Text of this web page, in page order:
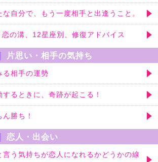
自分で、もう一度相手と出逢うこと。
恋の溝、12星座別、修復アドバイス
片思い・相手の気持ち
る相手の運勢
るときに、奇跡が起こる！
勝ち！
恋人・出会い
言う気持ちが恋人になれるかどうかの線